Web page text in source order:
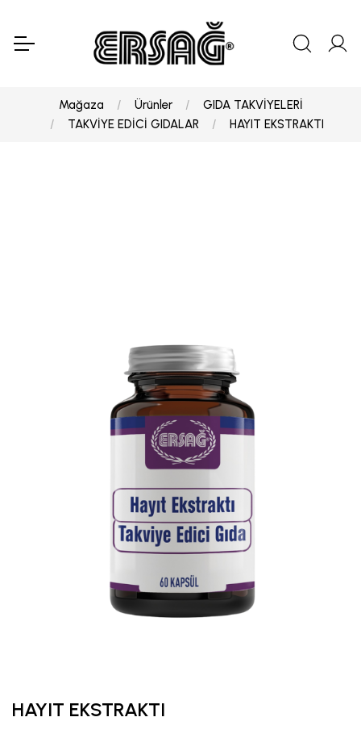
Mağaza Ürünler
GIDA TAKVİYELERİ
TAKVİYE EDİCİ GIDALAR
HAYIT EKSTRAKTI
HAYIT EKSTRAKTI